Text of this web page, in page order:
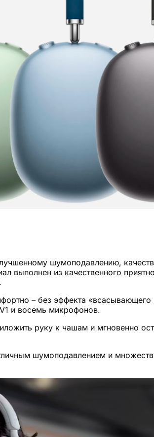
шумоподавлению,
выполнен из качественного
– без эффекта «всасывающего
и восемь микрофонов.
руку к чашам и мгновенно
шумоподавлением и